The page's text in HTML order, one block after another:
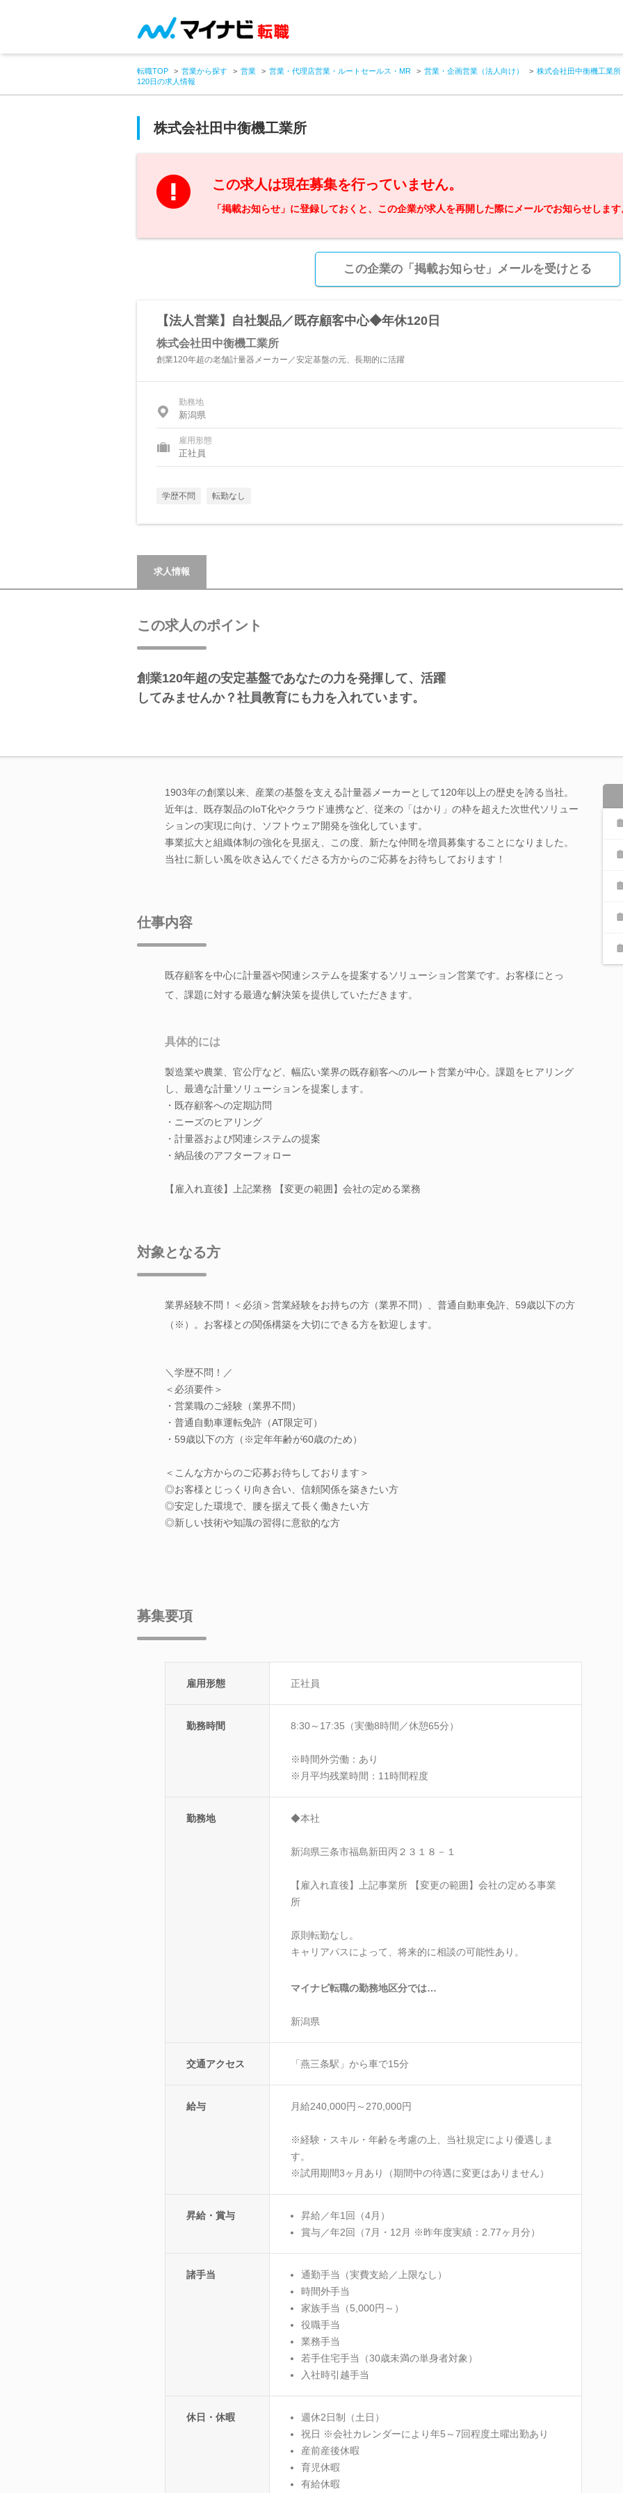
転職TOP 営業から探す 営業 営業・代理店営業・ルートセールス・MR 営業・企画営業（法人向け）
株式会社田中衡機工業所
120日の求人情報
株式会社田中衡機工業所
この求人は現在募集を行っていません。
「掲載お知らせ」に登録しておくと、この企業が求人を再開した際にメールでお知らせします
この企業の「掲載お知らせ」メールを受けとる
【法人営業】自社製品／既存顧客中心◆年休120日
株式会社田中衡機工業所
創業120年超の老舗計量器メーカー／安定基盤の元、長期的に活躍
勤務地
新潟県
雇用形態
正社員
学歴不問 転勤なし
求人情報
この求人のポイント
創業120年超の安定基盤であなたの力を発揮して、活躍
してみませんか？社員教育にも力を入れています。
1903年の創業以来、産業の基盤を支える計量器メーカーとして120年以上の歴史を誇る当社。
近年は、既存製品のIoT化やクラウド連携など、従来の「はかり」の枠を超えた次世代ソリュー
ションの実現に向け、ソフトウェア開発を強化しています。
事業拡大と組織体制の強化を見据え、この度、新たな仲間を増員募集することになりました。
当社に新しい風を吹き込んでくださる方からのご応募をお待ちしております！
仕事内容
既存顧客を中心に計量器や関連システムを提案するソリューション営業です。お客様にとっ
て、課題に対する最適な解決策を提供していただきます。
具体的には
製造業や農業、官公庁など、幅広い業界の既存顧客へのルート営業が中心。課題をヒアリング
し、最適な計量ソリューションを提案します。
・既存顧客への定期訪問
・ニーズのヒアリング
・計量器および関連システムの提案
・納品後のアフターフォロー
【雇入れ直後】上記業務 【変更の範囲】会社の定める業務
対象となる方
業界経験不問！＜必須＞営業経験をお持ちの方（業界不問）、普通自動車免許、59歳以下の方
（※）。お客様との関係構築を大切にできる方を歓迎します。
＼学歴不問！／
＜必須要件＞
・営業職のご経験（業界不問）
・普通自動車運転免許（AT限定可）
・59歳以下の方（※定年年齢が60歳のため）
＜こんな方からのご応募お待ちしております＞
◎お客様とじっくり向き合い、信頼関係を築きたい方
◎安定した環境で、腰を据えて長く働きたい方
◎新しい技術や知識の習得に意欲的な方
募集要項
雇用形態 正社員
勤務時間 8:30～17:35（実働8時間／休憩65分）
※時間外労働：あり
※月平均残業時間：11時間程度
勤務地 ◆本社
新潟県三条市福島新田丙２３１８－１
【雇入れ直後】上記事業所 【変更の範囲】会社の定める事業
所
原則転勤なし。
キャリアパスによって、将来的に相談の可能性あり。
マイナビ転職の勤務地区分では…
新潟県
交通アクセス 「燕三条駅」から車で15分
給与 月給240,000円～270,000円
※経験・スキル・年齢を考慮の上、当社規定により優遇しま
す。
※試用期間3ヶ月あり（期間中の待遇に変更はありません）
昇給・賞与
昇給／年1回（4月）
賞与／年2回（7月・12月 ※昨年度実績：2.77ヶ月分）
諸手当
通勤手当（実費支給／上限なし）
時間外手当
家族手当（5,000円～）
役職手当
業務手当
若手住宅手当（30歳未満の単身者対象）
入社時引越手当
休日・休暇
週休2日制（土日）
祝日 ※会社カレンダーにより年5～7回程度土曜出勤あり
産前産後休暇
育児休暇
有給休暇